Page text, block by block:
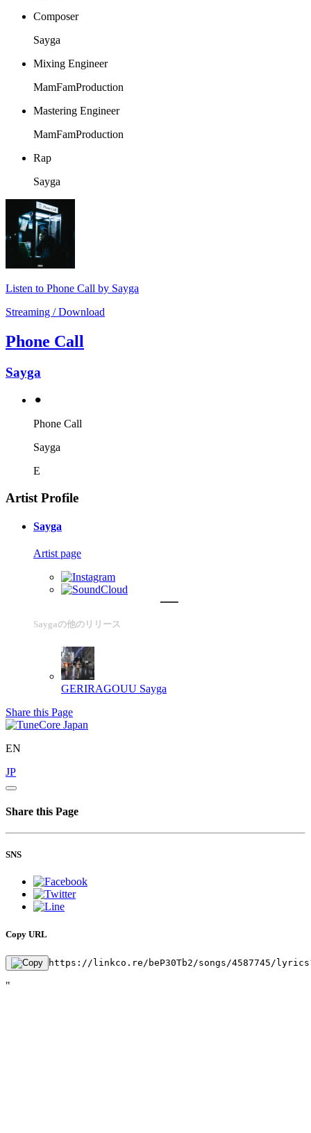
Composer
Sayga
Mixing Engineer
MamFamProduction
Mastering Engineer
MamFamProduction
Rap
Sayga
Listen to Phone Call by Sayga
Streaming / Download
Phone Call
Sayga
⚫︎
Phone Call
Sayga
E
Artist Profile
Sayga
Artist page
Saygaの他のリリース
GERIRAGOUU Sayga
Share this Page
EN
JP
Share this Page
SNS
Copy URL
https://linkco.re/beP30Tb2/songs/4587745/
"